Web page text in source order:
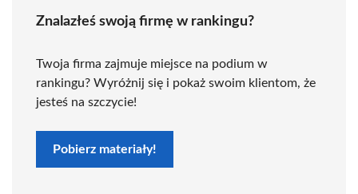
Znalazłeś swoją firmę w rankingu?
Twoja firma zajmuje miejsce na podium w
rankingu? Wyróżnij się i pokaż swoim klientom, że
jesteś na szczycie!
Pobierz materiały!